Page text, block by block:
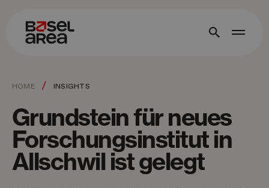
HOME / INSIGHTS
Grundstein für neues
Forschungsinstitut in
Allschwil ist gelegt